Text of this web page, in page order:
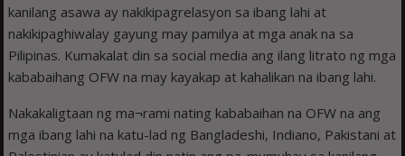
kanilang asawa ay nakikipagrelasyon sa ibang lahi at
nakikipaghiwalay gayung may pamilya at mga anak na sa
Pilipinas. Kumakalat din sa social media ang ilang litrato ng mga
kababaihang OFW na may kayakap at kahalikan na ibang lahi.
Nakakaligtaan ng ma¬rami nating kababaihan na OFW na ang
mga ibang lahi na katu-lad ng Bangladeshi, Indiano, Pakistani at